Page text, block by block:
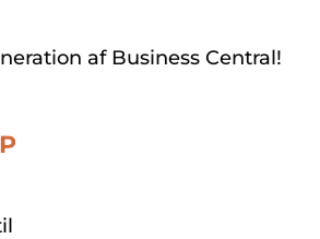
af Business Central!